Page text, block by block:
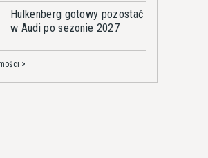
Hulkenberg gotowy pozostać
w Audi po sezonie 2027
>